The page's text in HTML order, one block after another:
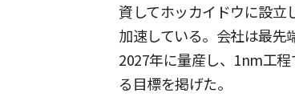
資してホッカイドウに設立
加速している。会社は最先
2027年に量産し、1nm工
る目標を掲げた。